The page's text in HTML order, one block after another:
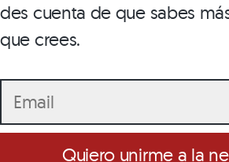
des cuenta de que sabes
que crees.